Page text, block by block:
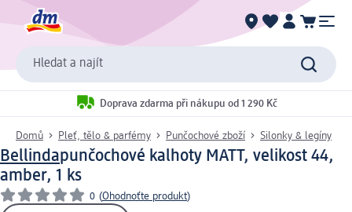
Hledat a najít
Doprava zdarma při nákupu od 1 290 Kč
Domů Pleť, tělo & parfémy Punčochové zboží Silonky & legíny
Bellindapunčochové kalhoty MATT, velikost 44,
amber, 1 ks
0 (Ohodnoťte produkt)